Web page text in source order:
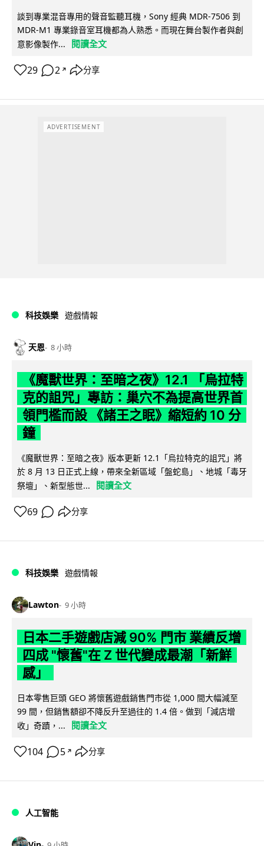
談到專業混音專用的聲音監聽耳機，Sony 經典 MDR-7506 到
MDR-M1 專業錄音室耳機都為人熟悉。而現在舞台製作者與創
意影像製作...
閱讀全文
29 2 ↗ 分享
ADVERTISEMENT
科技娛樂 遊戲情報
天恩 8 小時
《魔獸世界：至暗之夜》12.1 「烏拉特
克的詛咒」專訪：巢穴不為提高世界首
領門檻而設 《諸王之眠》縮短約 10 分
鐘
《魔獸世界：至暗之夜》版本更新 12.1「烏拉特克的詛咒」將
於 8 月 13 日正式上線，帶來全新區域「盤蛇島」、地城「毒牙
祭壇」、新型態世...
閱讀全文
69 分享
科技娛樂 遊戲情報
Lawton 9 小時
日本二手遊戲店減 90% 門市 業績反增
四成 "懷舊"在 Z 世代變成最潮「新鮮
感」
日本零售巨頭 GEO 將懷舊遊戲銷售門市從 1,000 間大幅減至
99 間，但銷售額卻不降反升至過往的 1.4 倍。做到「減店增
收」奇蹟，...
閱讀全文
104 5 ↗ 分享
人工智能